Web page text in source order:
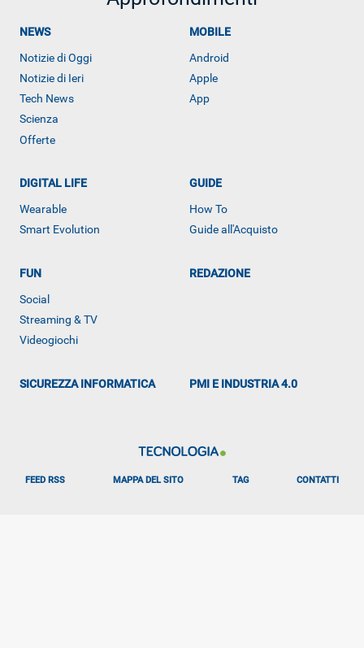
ALTRO
NEWS
Notizie di Oggi
Notizie di Ieri
Tech News
Scienza
Offerte
MOBILE
Android
Apple
App
DIGITAL LIFE
Wearable
Smart Evolution
GUIDE
How To
Guide all'Acquisto
FUN
Social
Streaming & TV
Videogiochi
REDAZIONE
SICUREZZA INFORMATICA PMI E INDUSTRIA 4.0
FEED RSS MAPPA DEL SITO TAG CONTATTI